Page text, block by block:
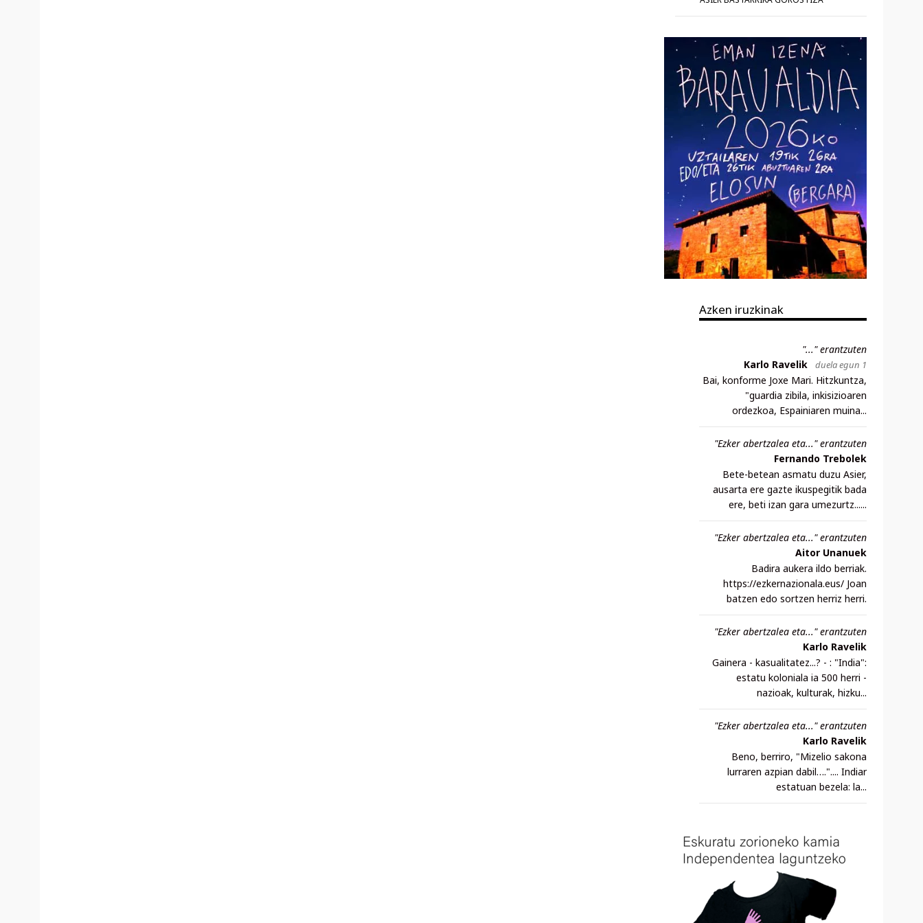
Azken iruzkinak
"..." erantzuten
Karlo Ravelik
duela egun 1
Bai, konforme Joxe Mari. Hitzkuntza,
"guardia zibila, inkisizioaren
ordezkoa, Espainiaren muina...
"Ezker abertzalea eta..." erantzuten
Fernando Trebolek
Bete-betean asmatu duzu Asier,
ausarta ere gazte ikuspegitik bada
ere, beti izan gara umezurtz......
"Ezker abertzalea eta..." erantzuten
Aitor Unanuek
Badira aukera ildo berriak.
https://ezkernazionala.eus/ Joan
batzen edo sortzen herriz herri.
"Ezker abertzalea eta..." erantzuten
Karlo Ravelik
Gainera - kasualitatez...? - : "India":
estatu koloniala ia 500 herri -
nazioak, kulturak, hizku...
"Ezker abertzalea eta..." erantzuten
Karlo Ravelik
Beno, berriro, "Mizelio sakona
lurraren azpian dabil….".... Indiar
estatuan bezela: la...